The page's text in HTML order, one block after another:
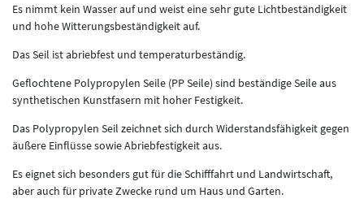
Es nimmt kein Wasser auf und weist eine sehr gute Lichtbeständigkeit
und hohe Witterungsbeständigkeit auf.
Das Seil ist abriebfest und temperaturbeständig.
Geflochtene Polypropylen Seile (PP Seile) sind beständige Seile aus
synthetischen Kunstfasern mit hoher Festigkeit.
Das Polypropylen Seil zeichnet sich durch Widerstandsfähigkeit gegen
äußere Einflüsse sowie Abriebfestigkeit aus.
Es eignet sich besonders gut für die Schifffahrt und Landwirtschaft,
aber auch für private Zwecke rund um Haus und Garten.